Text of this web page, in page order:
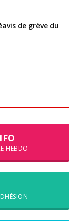
de grève du
HEBDO